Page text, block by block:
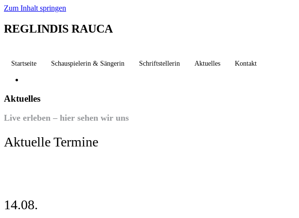
Zum Inhalt springen
REGLINDIS RAUCA
Startseite Schauspielerin & Sängerin Schriftstellerin Aktuelles Kontakt
Aktuelles
Live erleben – hier sehen wir uns
Aktuelle Termine
14.08.